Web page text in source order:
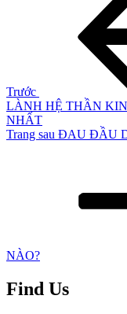
Trước
LÀNH HỆ THẦN
NHẤT
Bài
Trang sau ĐAU ĐẦU
NÀO?
Find Us